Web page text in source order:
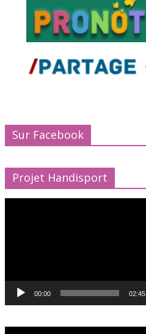
Sur Facebook
Projet Handisport
00:00 02:45